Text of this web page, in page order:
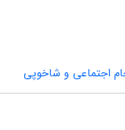
اجتماعی و شاخوپی